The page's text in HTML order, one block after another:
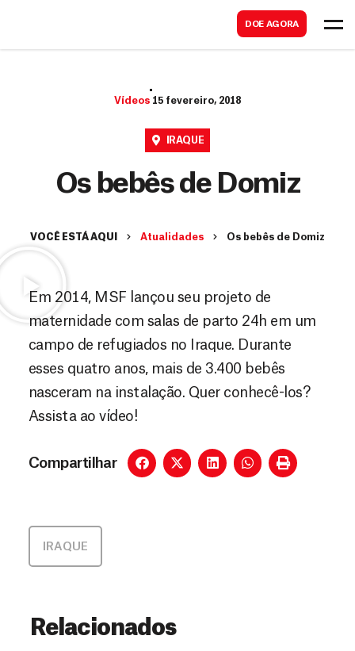
DOE AGORA
Vídeos 15 fevereiro, 2018
IRAQUE
Os bebês de Domiz
VOCÊ ESTÁ AQUI Atualidades Os bebês de Domiz
Em 2014, MSF lançou seu projeto de
maternidade com salas de parto 24h em um
campo de refugiados no Iraque. Durante
esses quatro anos, mais de 3.400 bebês
nasceram na instalação. Quer conhecê-los?
Assista ao vídeo!
Compartilhar
IRAQUE
Relacionados
a
r